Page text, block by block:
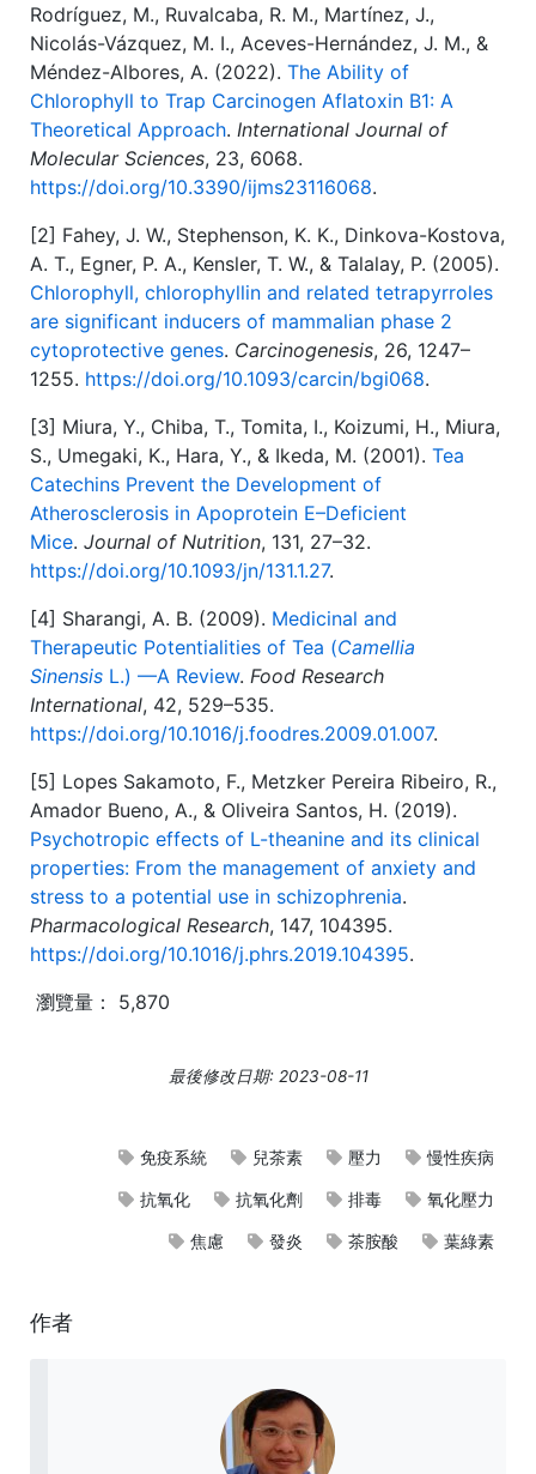
Rodríguez, M., Ruvalcaba, R. M., Martínez, J.,
Nicolás-Vázquez, M. I., Aceves-Hernández, J. M., &
Méndez-Albores, A. (2022). The Ability of
Chlorophyll to Trap Carcinogen Aflatoxin B1: A
Theoretical Approach. International Journal of
Molecular Sciences, 23, 6068.
https://doi.org/10.3390/ijms23116068.
[2] Fahey, J. W., Stephenson, K. K., Dinkova-Kostova,
A. T., Egner, P. A., Kensler, T. W., & Talalay, P. (2005).
Chlorophyll, chlorophyllin and related tetrapyrroles
are significant inducers of mammalian phase 2
cytoprotective genes. Carcinogenesis, 26, 1247–
1255. https://doi.org/10.1093/carcin/bgi068.
[3] Miura, Y., Chiba, T., Tomita, I., Koizumi, H., Miura,
S., Umegaki, K., Hara, Y., & Ikeda, M. (2001). Tea
Catechins Prevent the Development of
Atherosclerosis in Apoprotein E–Deficient
Mice. Journal of Nutrition, 131, 27–32.
https://doi.org/10.1093/jn/131.1.27.
[4] Sharangi, A. B. (2009). Medicinal and
Therapeutic Potentialities of Tea (Camellia
Sinensis L.) —A Review. Food Research
International, 42, 529–535.
https://doi.org/10.1016/j.foodres.2009.01.007.
[5] Lopes Sakamoto, F., Metzker Pereira Ribeiro, R.,
Amador Bueno, A., & Oliveira Santos, H. (2019).
Psychotropic effects of L-theanine and its clinical
properties: From the management of anxiety and
stress to a potential use in schizophrenia.
Pharmacological Research, 147, 104395.
https://doi.org/10.1016/j.phrs.2019.104395.
瀏覽量：
5,870
最後修改日期: 2023-08-11
免疫系統 兒茶素 壓力 慢性疾病
抗氧化 抗氧化劑 排毒 氧化壓力
焦慮 發炎 茶胺酸 葉綠素
作者